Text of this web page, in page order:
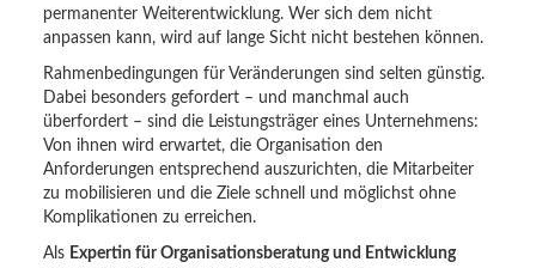
permanenter Weiterentwicklung. Wer sich dem nicht
anpassen kann, wird auf lange Sicht nicht bestehen können.
Rahmenbedingungen für Veränderungen sind selten günstig.
Dabei besonders gefordert – und manchmal auch
überfordert – sind die Leistungsträger eines Unternehmens:
Von ihnen wird erwartet, die Organisation den
Anforderungen entsprechend auszurichten, die Mitarbeiter
zu mobilisieren und die Ziele schnell und möglichst ohne
Komplikationen zu erreichen.
Als Expertin für Organisationsberatung und Entwicklung